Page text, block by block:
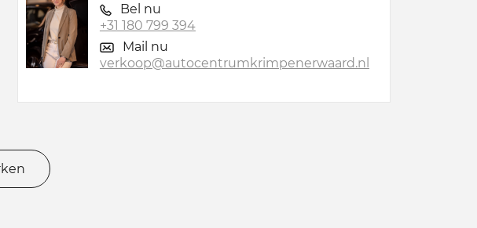
Bel nu
+31 180 799 394
Mail nu
verkoop@autocentrumkrimpenerwaard.nl